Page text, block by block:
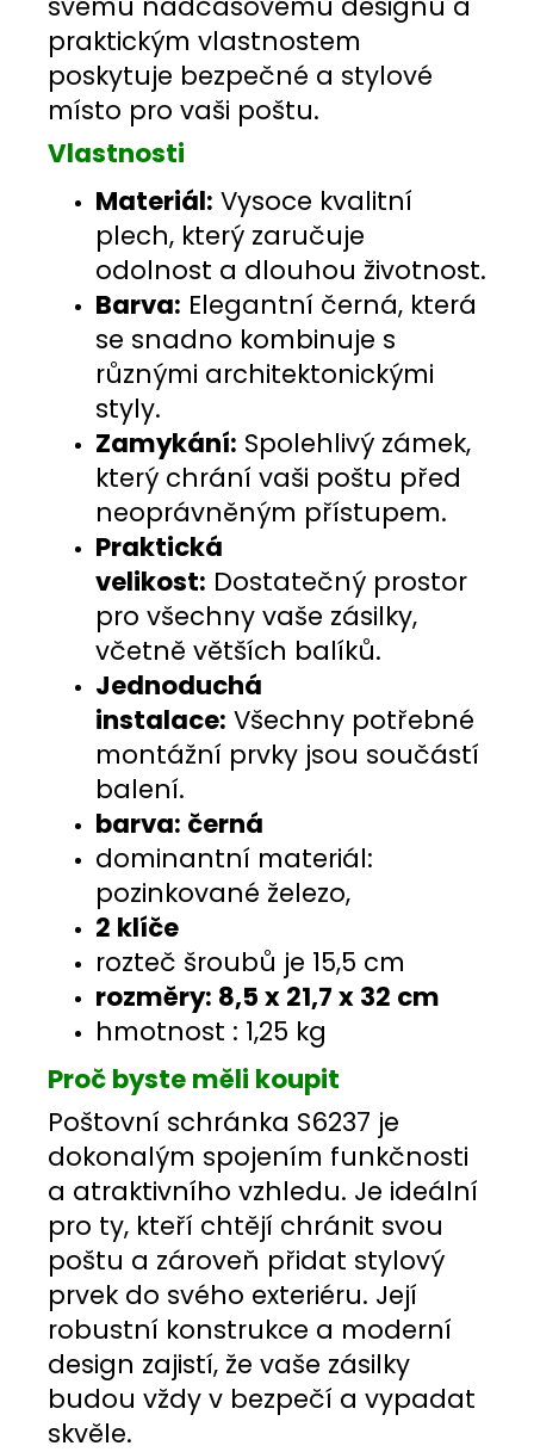
praktickým vlastnostem
poskytuje bezpečné a stylové
místo pro vaši poštu.
Vlastnosti
Materiál: Vysoce kvalitní
plech, který zaručuje
odolnost a dlouhou životnost.
Barva: Elegantní černá, která
se snadno kombinuje s
různými architektonickými
styly.
Zamykání: Spolehlivý zámek,
který chrání vaši poštu před
neoprávněným přístupem.
Praktická
velikost: Dostatečný prostor
pro všechny vaše zásilky,
včetně větších balíků.
Jednoduchá
instalace: Všechny potřebné
montážní prvky jsou součástí
balení.
barva: černá
dominantní materiál:
pozinkované železo,
2 klíče
rozteč šroubů je 15,5 cm
rozměry: 8,5 x 21,7 x 32 cm
hmotnost : 1,25 kg
Proč byste měli koupit
Poštovní schránka S6237 je
dokonalým spojením funkčnosti
a atraktivního vzhledu. Je ideální
pro ty, kteří chtějí chránit svou
poštu a zároveň přidat stylový
prvek do svého exteriéru. Její
robustní konstrukce a moderní
design zajistí, že vaše zásilky
budou vždy v bezpečí a vypadat
skvěle.